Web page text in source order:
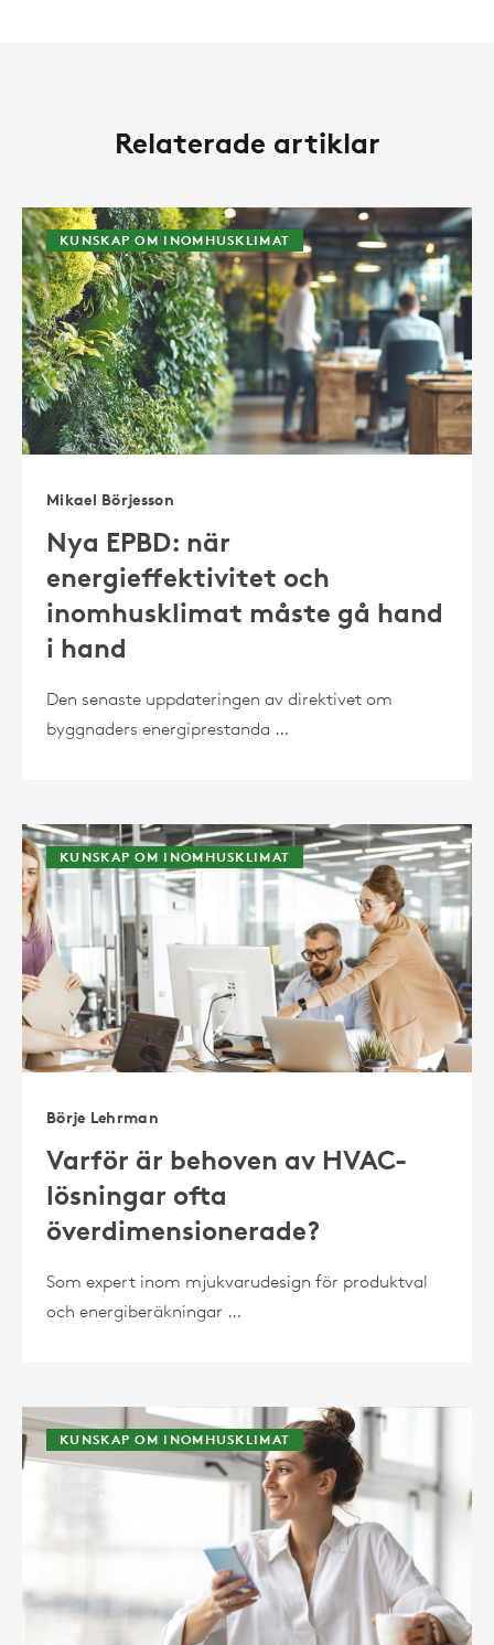
Relaterade artiklar
KUNSKAP OM INOMHUSKLIMAT
Mikael Börjesson
Nya EPBD: när
energieffektivitet och
inomhusklimat måste gå hand
i hand
Den senaste uppdateringen av direktivet om
byggnaders energiprestanda …
KUNSKAP OM INOMHUSKLIMAT
Börje Lehrman
Varför är behoven av HVAC-
lösningar ofta
överdimensionerade?
Som expert inom mjukvarudesign för produktval
och energiberäkningar …
KUNSKAP OM INOMHUSKLIMAT